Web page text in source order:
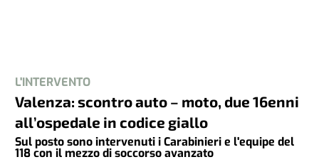
L'INTERVENTO
Valenza: scontro auto – moto, due 16enni
all’ospedale in codice giallo
Sul posto sono intervenuti i Carabinieri e l'equipe del
118 con il mezzo di soccorso avanzato